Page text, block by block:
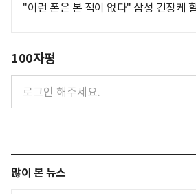
"이런 폰은 본 적이 없다" 삼성 긴장케
100자평
많이 본 뉴스